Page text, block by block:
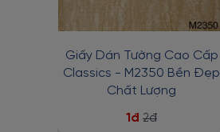
Giấy Dán Tường Cao Cấp
Classics - M2350 Bền Đẹp
Chất Lượng
1đ 2đ